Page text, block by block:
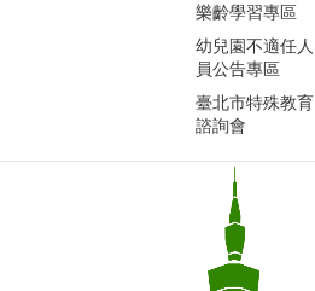
樂齡學習專區
幼兒園不適任人
員公告專區
臺北市特殊教育
諮詢會